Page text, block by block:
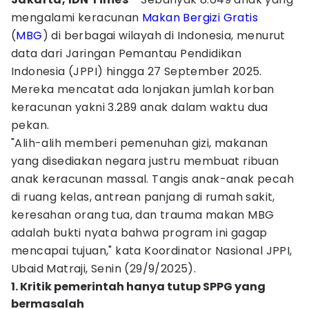
mengalami keracunan Makan Bergizi Gratis
(MBG) di berbagai wilayah di Indonesia, menurut
data dari Jaringan Pemantau Pendidikan
Indonesia (JPPI) hingga 27 September 2025.
Mereka mencatat ada lonjakan jumlah korban
keracunan yakni 3.289 anak dalam waktu dua
pekan.
"Alih-alih memberi pemenuhan gizi, makanan
yang disediakan negara justru membuat ribuan
anak keracunan massal. Tangis anak-anak pecah
di ruang kelas, antrean panjang di rumah sakit,
keresahan orang tua, dan trauma makan MBG
adalah bukti nyata bahwa program ini gagap
mencapai tujuan," kata Koordinator Nasional JPPI,
Ubaid Matraji, Senin (29/9/2025).
1. Kritik pemerintah hanya tutup SPPG yang
bermasalah